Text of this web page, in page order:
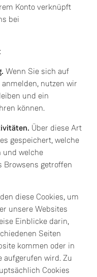
Konto verknüpft
bei
Wenn Sie sich auf
nutzen wir
und ein
können.
Über diese Art
gespeichert, welche
und welche
Browsens getroffen
diese Cookies, um
unsere Websites
Einblicke darin,
Seiten
kommen oder in
aufgerufen wird. Zu
Cookies